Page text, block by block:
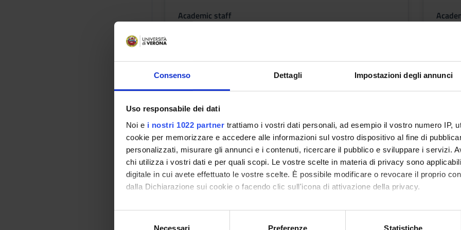
Consenso Dettagli Impostazioni degli annunci
Uso responsabile dei dati
Noi e i nostri 1022 partner trattiamo i vostri dati personali, ad esempio il vostro numero IP,
cookie per memorizzare e accedere alle informazioni sul vostro dispositivo al fine di
personalizzati, misurare gli annunci e i contenuti, ricercare il pubblico e sviluppare i servizi.
chi utilizza i vostri dati e per quali scopi. Le vostre scelte in materia di privacy sono
digitale in cui avete effettuato le vostre scelte. È possibile modificare o revocare il proprio
dalla Dichiarazione sui cookie o facendo clic sull'icona di attivazione della privacy.
Con il tuo consenso, vorremmo anche:
raccogliere informazioni sulla tua posizione geografica, con un'approssimazione di
Necessari Preferenze Statistiche
Academic staff
Learning outcomes
Provide basic knowledge about manual therapy strategies in musculoskeletal
methodology of evidence-based physiotherapy, inferential statistics in clinical
physiotherapy. MODULE: ADVANCED MANUAL THERAPY STRATEGIES IN
procedures for the application of specific techniques of manual therapy, indications/
manual therapy in order to choose the most effective method with an EBP approach.
METHODOLOGY OF SPORTS PHYSIOTHERAPY Know the assessment and
dysfunctions related to sports activities, paying attention to gesture-specific
intervention in case of severe conditions. MODULE: PHYSIOTHERAPY
Based Practice, the different types of studies and research questions (descriptive,
Know the concepts of systematic review, meta-analysis and guidelines.